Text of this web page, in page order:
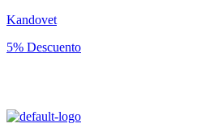
Kandovet
5% Descuento